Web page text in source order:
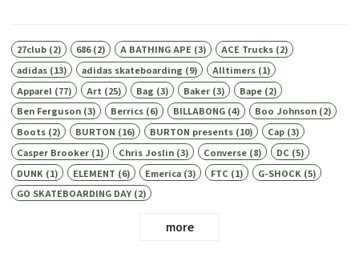
27club(2) 686(2) A BATHING APE(3) ACE Trucks(2)
adidas(13) adidas skateboarding (9) Alltimers(1)
Apparel (77) Art (25) Bag (3) Baker(3) Bape(2)
Ben Ferguson(3) Berrics(6) BILLABONG(4) Boo Johnson(2)
Boots(2) BURTON (16) BURTON presents(10) Cap(3)
Casper Brooker(1) Chris Joslin(3) Converse(8) DC (5)
DUNK (1) ELEMENT (6) Emerica(3) FTC (1) G-SHOCK (5)
GO SKATEBOARDING DAY(2)
more